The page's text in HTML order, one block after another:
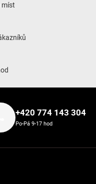
míst
+420 774 143 304
Po-Pá 9-17 hod